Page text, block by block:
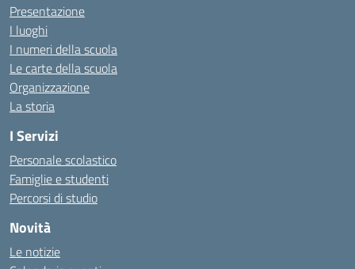
Presentazione
I luoghi
I numeri della scuola
Le carte della scuola
Organizzazione
La storia
I Servizi
Personale scolastico
Famiglie e studenti
Percorsi di studio
Novità
Le notizie